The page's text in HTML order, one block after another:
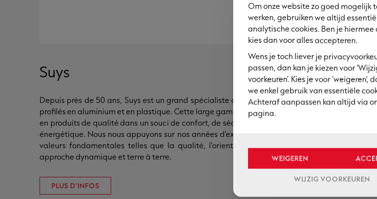
Suys
Depuis près de 50 ans, Suys est un grand spécialiste de la production de
profilés en aluminium et en plastique. Cette large gamme est transformée
en produits de qualité dans un souci de confort, de sécurité et d'efficacité
énergétique. Nous nous appuyons sur nos années d'expérience et sur des
valeurs fondamentales telles que la qualité, l'orientation client et une
approche dynamique et terre à terre.
PLUS D'INFOS
Les
Om onze website zo goed mogelijk
werken, gebruiken we altijd
analytische cookies. Ben je hiermee
kies dan voor alles accepteren.
Wens je toch liever je
passen, dan kan je kiezen voor
voorkeuren'. Kies je voor 'weigeren',
we enkel gebruik van essentiële
Achteraf aanpassen kan altijd via
pagina.
WEIGEREN
WIJZIG VOORKEUREN